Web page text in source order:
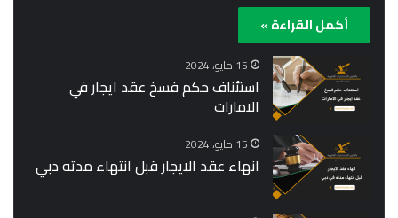
أكمل القراءة »
15 مايو، 2024
استئناف حكم فسخ عقد ايجار في
الامارات
15 مايو، 2024
انهاء عقد الايجار قبل انتهاء مدته دبي